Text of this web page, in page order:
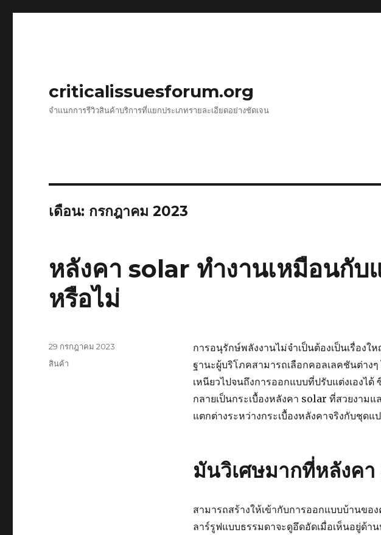
criticalissuesforum.org
จำแนกการรีวิวสินค้าบริการที่แยกประเภทรายละเอียดอย่างชัดเจน
เดือน: กรกฎาคม 2023
หลังคา solar ทำงานเหมือนกับ
หรือไม่
การอนุรักษ์พลังงานไม่จำเป็นต้องเป็นเรื่อง
ฐานะผู้บริโภคสามารถเลือกคอลเลคชันต่าง
เหนียวไปจนถึงการออกแบบที่ปรับแต่งเองได้
กลายเป็นกระเบื้องหลังคา solar ที่สวยงาม
แตกต่างระหว่างกระเบื้องหลังคาจริงกับชุด
มันวิเศษมากที่หลังค
สามารถสร้างให้เข้ากับการออกแบบบ้านขอ
ลาร์รูฟแบบธรรมดาจะดูอึดอัดเมื่อเห็นอยู่ด้
เขียน
เมื่อ
29 กรกฎาคม 2023
หมวด
สินค้า